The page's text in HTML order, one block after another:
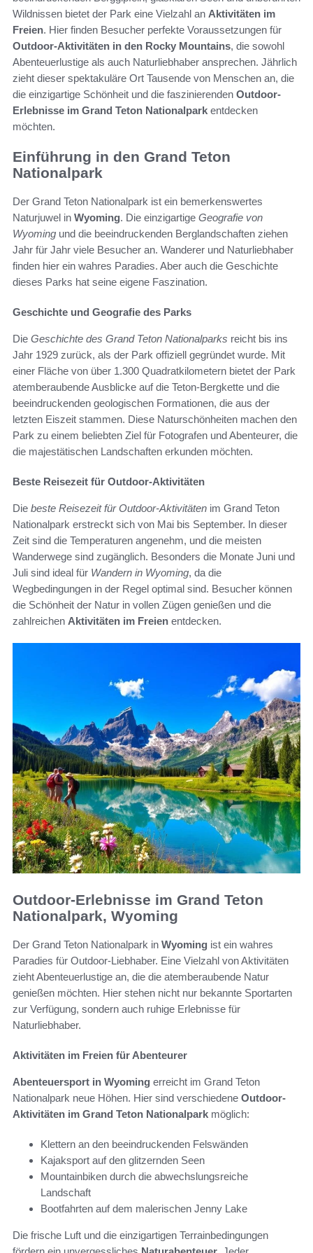
Wildnissen bietet der Park eine Vielzahl an Aktivitäten im
Freien. Hier finden Besucher perfekte Voraussetzungen für
Outdoor-Aktivitäten in den Rocky Mountains, die sowohl
Abenteuerlustige als auch Naturliebhaber ansprechen. Jährlich
zieht dieser spektakuläre Ort Tausende von Menschen an, die
die einzigartige Schönheit und die faszinierenden Outdoor-
Erlebnisse im Grand Teton Nationalpark entdecken
möchten.
Einführung in den Grand Teton
Nationalpark
Der Grand Teton Nationalpark ist ein bemerkenswertes
Naturjuwel in Wyoming. Die einzigartige Geografie von
Wyoming und die beeindruckenden Berglandschaften ziehen
Jahr für Jahr viele Besucher an. Wanderer und Naturliebhaber
finden hier ein wahres Paradies. Aber auch die Geschichte
dieses Parks hat seine eigene Faszination.
Geschichte und Geografie des Parks
Die Geschichte des Grand Teton Nationalparks reicht bis ins
Jahr 1929 zurück, als der Park offiziell gegründet wurde. Mit
einer Fläche von über 1.300 Quadratkilometern bietet der Park
atemberaubende Ausblicke auf die Teton-Bergkette und die
beeindruckenden geologischen Formationen, die aus der
letzten Eiszeit stammen. Diese Naturschönheiten machen den
Park zu einem beliebten Ziel für Fotografen und Abenteurer, die
die majestätischen Landschaften erkunden möchten.
Beste Reisezeit für Outdoor-Aktivitäten
Die beste Reisezeit für Outdoor-Aktivitäten im Grand Teton
Nationalpark erstreckt sich von Mai bis September. In dieser
Zeit sind die Temperaturen angenehm, und die meisten
Wanderwege sind zugänglich. Besonders die Monate Juni und
Juli sind ideal für Wandern in Wyoming, da die
Wegbedingungen in der Regel optimal sind. Besucher können
die Schönheit der Natur in vollen Zügen genießen und die
zahlreichen Aktivitäten im Freien entdecken.
Outdoor-Erlebnisse im Grand Teton
Nationalpark, Wyoming
Der Grand Teton Nationalpark in Wyoming ist ein wahres
Paradies für Outdoor-Liebhaber. Eine Vielzahl von Aktivitäten
zieht Abenteuerlustige an, die die atemberaubende Natur
genießen möchten. Hier stehen nicht nur bekannte Sportarten
zur Verfügung, sondern auch ruhige Erlebnisse für
Naturliebhaber.
Aktivitäten im Freien für Abenteurer
Abenteuersport in Wyoming erreicht im Grand Teton
Nationalpark neue Höhen. Hier sind verschiedene Outdoor-
Aktivitäten im Grand Teton Nationalpark möglich:
Klettern an den beeindruckenden Felswänden
Kajaksport auf den glitzernden Seen
Mountainbiken durch die abwechslungsreiche
Landschaft
Bootfahrten auf dem malerischen Jenny Lake
Die frische Luft und die einzigartigen Terrainbedingungen